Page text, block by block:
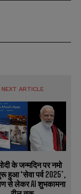
NEXT ARTICLE
के जन्मदिन पर नमो
हुआ ‘सेवा पर्व 2025’,
से लेकर AI शुभकामना